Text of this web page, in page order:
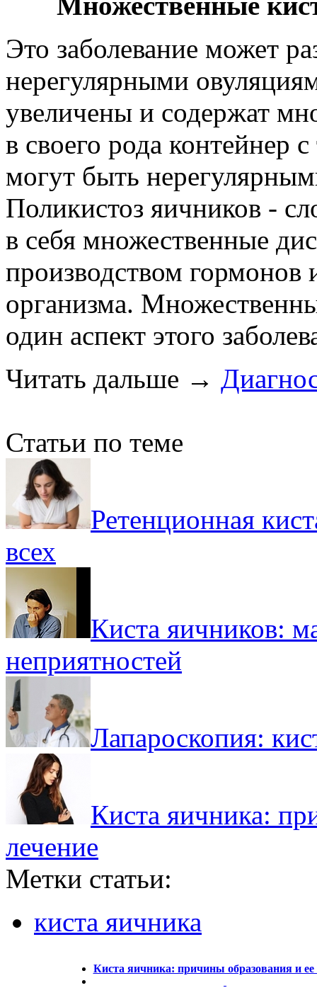
Это заболевание может
нерегулярными
увеличены и содержат
в своего рода контейнер
могут быть
Поликистоз яичников -
в себя множественные
производством гормонов
организма.
один аспект этого
Читать дальше →
Статьи по теме
Ретенционная
всех
Киста яичников:
неприятностей
Лапароскопия:
Киста яичника:
лечение
Метки статьи:
киста яичника
Киста яичника: причины образования и ее